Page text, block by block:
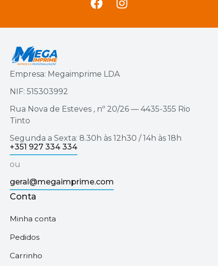
Empresa: Megaimprime LDA
NIF: 515303992
Rua Nova de Esteves , nº 20/26 — 4435-355 Rio
Tinto
Segunda a Sexta: 8.30h às 12h30 / 14h às 18h
+351 927 334 334
ou
geral@megaimprime.com
Conta
Minha conta
Pedidos
Carrinho